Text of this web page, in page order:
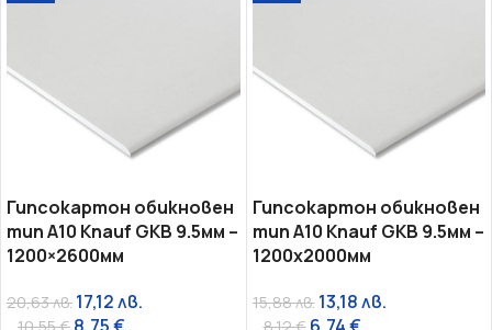
Гипсокартон обикновен
тип А10 Knauf GKB 9.5мм –
1200×2600мм
20,63лв. 17,12лв.
Гипсокартон обикновен
тип А10 Knauf GKB 9.5мм –
1200х2000мм
15,88лв. 13,18лв.